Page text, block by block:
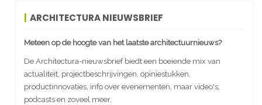
ARCHITECTURA NIEUWSBRIEF
Meteen op de hoogte van het laatste architectuurnieuws?
De Architectura-nieuwsbrief biedt een boeiende mix van
actualiteit, projectbeschrijvingen, opiniestukken,
productinnovaties, info over evenementen, maar video's,
podcasts en zoveel meer.